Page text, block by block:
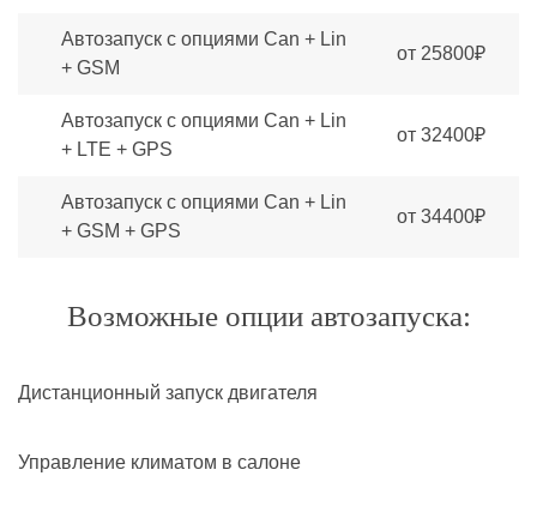
Автозапуск с опциями Can + Lin
+ GSM
от 25800₽
Автозапуск с опциями Can + Lin
+ LTE + GPS
от 32400₽
Автозапуск с опциями Can + Lin
+ GSM + GPS
от 34400₽
Возможные опции автозапуска:
Дистанционный запуск двигателя
Управление климатом в салоне